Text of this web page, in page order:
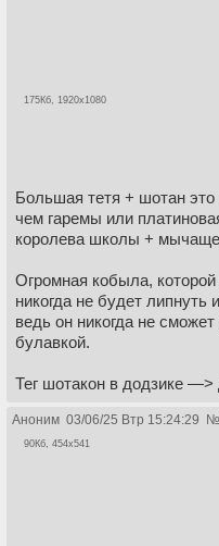
175Кб, 1920x1080
Большая тетя + шотан
чем гаремы или
королева школы +
Огромная кобыла,
никогда не будет липнуть
ведь он никогда не
булавкой.
Тег шотакон в додзике —>
Аноним 03/06/25 Втр 15:24:29 №
90Кб, 454x541